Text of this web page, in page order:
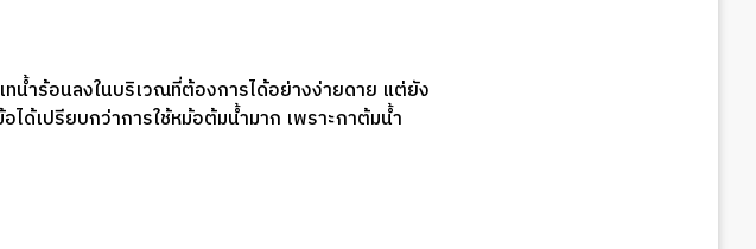
น้ำร้อนลงในบริเวณที่ต้องการได้อย่างง่ายดาย แต่ยัง
ด้เปรียบกว่าการใช้หม้อต้มน้ำมาก เพราะกาต้มน้ำ